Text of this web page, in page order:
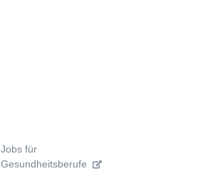
Jobs für
Gesundheitsberufe